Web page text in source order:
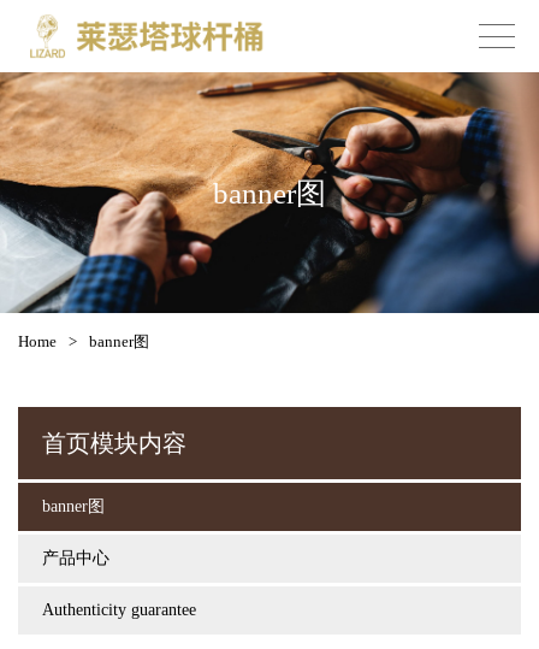
banner图
Home > banner图
首页模块内容
banner图
产品中心
Authenticity guarantee